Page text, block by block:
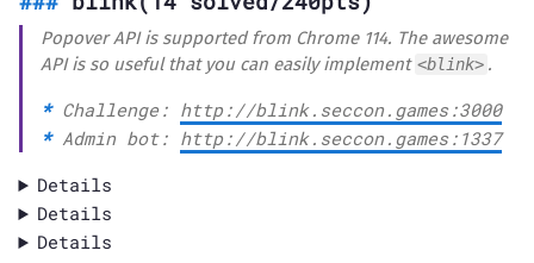
Popover API is supported from Chrome 114. The awesome
API is so useful that you can easily implement <blink> .
Challenge: http://blink.seccon.games:3000
Admin bot: http://blink.seccon.games:1337
Details
Details
Details